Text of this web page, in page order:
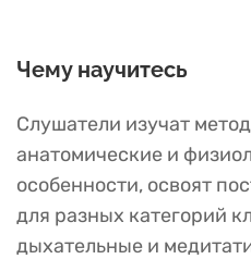
Чему научитесь
Слушатели изучат
анатомические и
особенности, освоят
для разных категорий
дыхательные и